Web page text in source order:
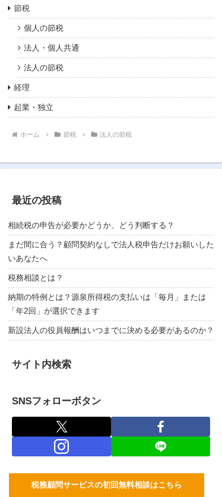
節税
個人の節税
法人・個人共通
法人の節税
経理
起業・独立
ホーム 節税 法人の節税
最近の投稿
相続税の申告が必要かどうか、どう判断する？
まだ間に合う？顧問契約なしで法人税申告だけお願いした
いあなたへ
税務相談とは？
納期の特例とは？源泉所得税の支払いは「毎月」または
「年2回」が選択できます
新設法人の役員報酬はいつまでに決める必要があるのか？
サイト内検索
SNSフォローボタン
税務顧問サービスの初回無料相談はこちら